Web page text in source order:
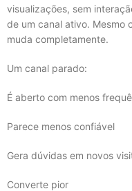
visualizações, sem
de um canal ativo. Mesmo
muda completamente.
Um canal parado:
É aberto com menos
Parece menos confiável
Gera dúvidas em novos
Converte pior